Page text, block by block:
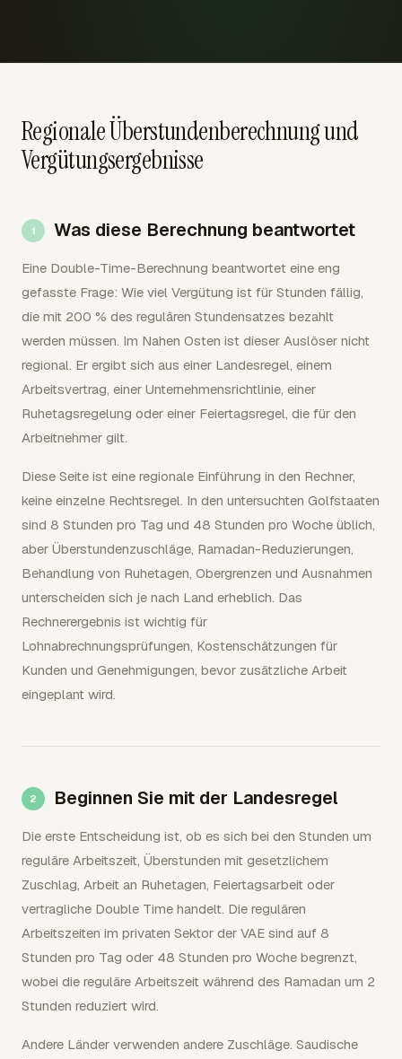
Regionale Überstundenberechnung und
Vergütungsergebnisse
Was diese Berechnung beantwortet
Eine Double-Time-Berechnung beantwortet eine eng
gefasste Frage: Wie viel Vergütung ist für Stunden fällig,
die mit 200 % des regulären Stundensatzes bezahlt
werden müssen. Im Nahen Osten ist dieser Auslöser nicht
regional. Er ergibt sich aus einer Landesregel, einem
Arbeitsvertrag, einer Unternehmensrichtlinie, einer
Ruhetagsregelung oder einer Feiertagsregel, die für den
Arbeitnehmer gilt.
Diese Seite ist eine regionale Einführung in den Rechner,
keine einzelne Rechtsregel. In den untersuchten Golfstaaten
sind 8 Stunden pro Tag und 48 Stunden pro Woche üblich,
aber Überstundenzuschläge, Ramadan-Reduzierungen,
Behandlung von Ruhetagen, Obergrenzen und Ausnahmen
unterscheiden sich je nach Land erheblich. Das
Rechnerergebnis ist wichtig für
Lohnabrechnungsprüfungen, Kostenschätzungen für
Kunden und Genehmigungen, bevor zusätzliche Arbeit
eingeplant wird.
Beginnen Sie mit der Landesregel
Die erste Entscheidung ist, ob es sich bei den Stunden um
reguläre Arbeitszeit, Überstunden mit gesetzlichem
Zuschlag, Arbeit an Ruhetagen, Feiertagsarbeit oder
vertragliche Double Time handelt. Die regulären
Arbeitszeiten im privaten Sektor der VAE sind auf 8
Stunden pro Tag oder 48 Stunden pro Woche begrenzt,
wobei die reguläre Arbeitszeit während des Ramadan um 2
Stunden reduziert wird.
Andere Länder verwenden andere Zuschläge. Saudische